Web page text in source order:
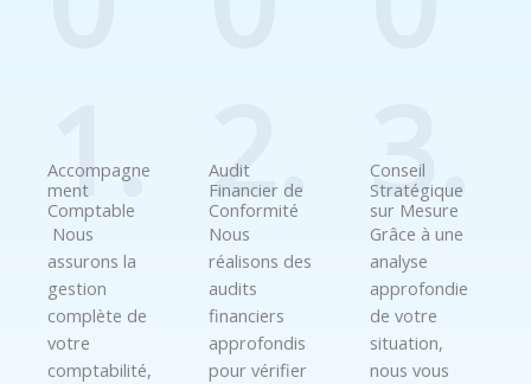
1.
Accompagne
ment
Comptable
Nous
assurons la
gestion
complète de
votre
comptabilité,
2.
Audit
Financier de
Conformité
Nous
réalisons des
audits
financiers
approfondis
pour vérifier
3.
Conseil
Stratégique
sur Mesure
Grâce à une
analyse
approfondie
de votre
situation,
nous vous